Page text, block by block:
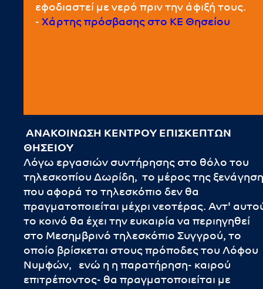
εφοδιαστεί με νερό πριν την άφιξή τους.
- Χάρτης πρόσβασης στο ΚΕ Θησείου
ΑΝΑΚΟΙΝΩΣΗ ΚΕΝΤΡΟΥ ΕΠΙΣΚΕΠΤΩΝ
ΘΗΣΕΙΟΥ
Λόγω εργασιών συντήρησης στο θόλο του
τηλεσκοπίου Δωρίδη, το μέρος της
που αφορά το τηλεσκόπιο δεν θα
πραγματοποιείται μέχρι νεοτέρας. Αντ'
το κοινό θα έχει την ευκαιρία να περιηγηθεί
στο Μεσημβρινό τηλεσκόπιο Συγγρού, το
οποίο βρίσκεται στους πρόποδες του Λόφου
Νυμφών, ενώ η η παρατήρηση- καιρού
επιτρέποντος- θα πραγματοποιείται με